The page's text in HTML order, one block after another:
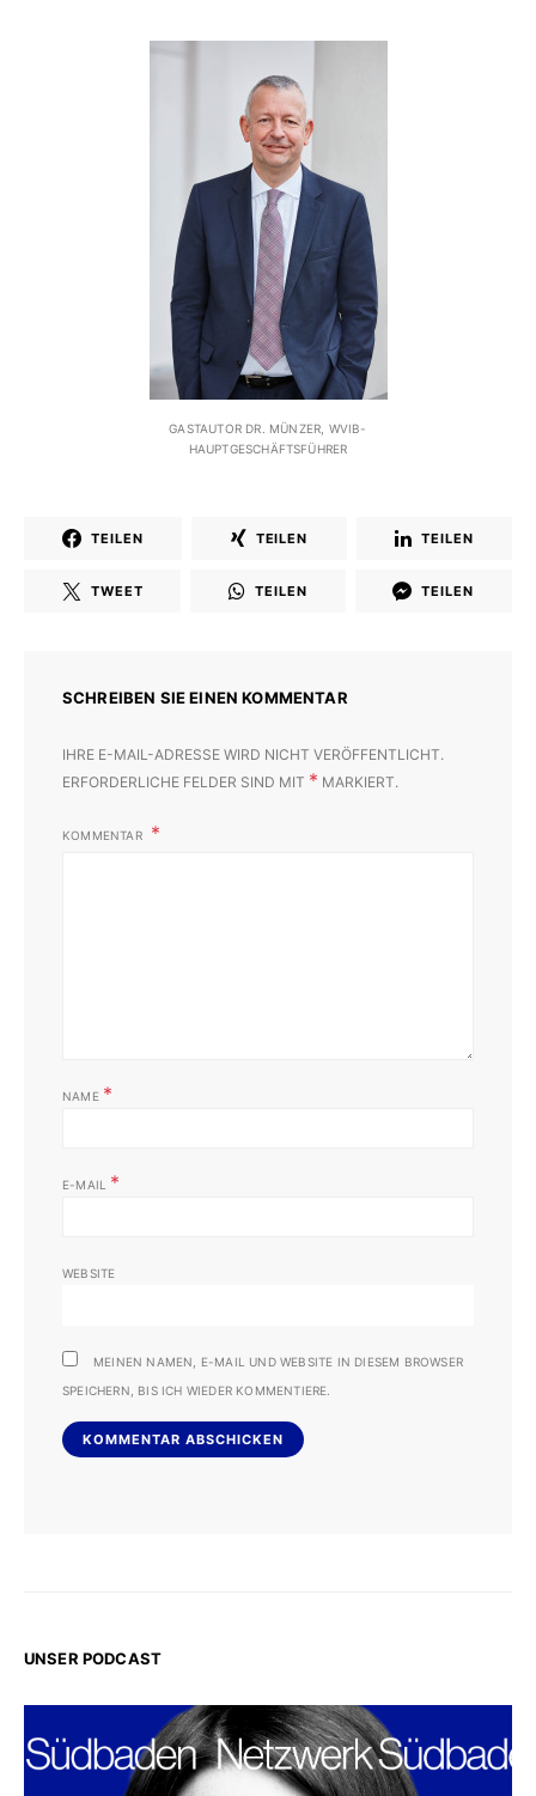
GASTAUTOR DR. MÜNZER, WVIB-
HAUPTGESCHÄFTSFÜHRER
TEILEN TEILEN TEILEN
TWEET TEILEN TEILEN
SCHREIBEN SIE EINEN KOMMENTAR
IHRE E-MAIL-ADRESSE WIRD NICHT VERÖFFENTLICHT.
ERFORDERLICHE FELDER SIND MIT * MARKIERT.
KOMMENTAR
NAME *
E-MAIL *
WEBSITE
MEINEN NAMEN, E-MAIL UND WEBSITE IN DIESEM BROWSER
SPEICHERN, BIS ICH WIEDER KOMMENTIERE.
UNSER PODCAST